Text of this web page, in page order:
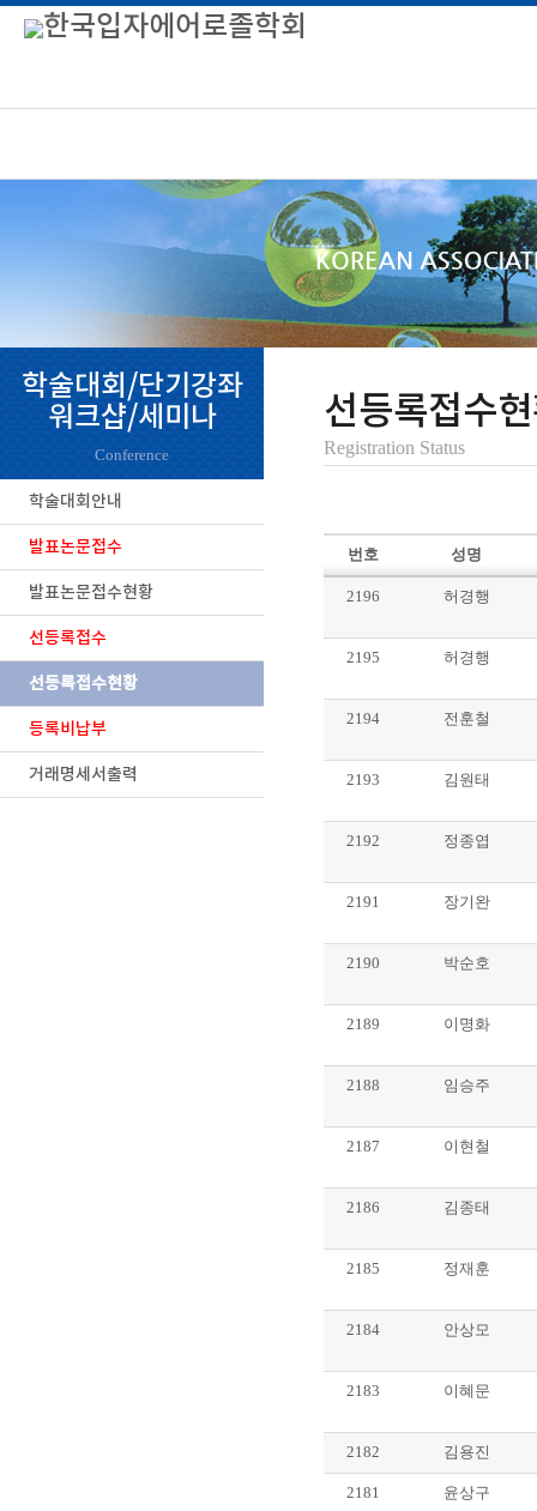
학술대회/단기강좌
워크샵/세미나
Conference
학술대회안내
발표논문접수
발표논문접수현황
선등록접수
선등록접수현황
등록비납부
거래명세서출력
선등록접수
Registration Status
번호 성명
2196 허경행
2195 허경행
2194 전훈철
2193 김원태
2192 정종엽
2191 장기완
2190 박순호
2189 이명화
2188 임승주
2187 이현철
2186 김종태
2185 정재훈
2184 안상모
2183 이혜문
2182 김용진
2181 윤상구